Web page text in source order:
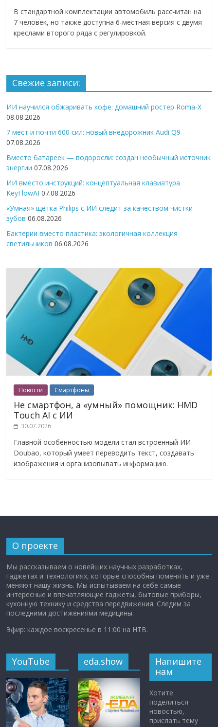
В стандартной комплектации автомобиль рассчитан на
7 человек, но также доступна 6-местная версия с двумя
креслами второго ряда с регулировкой.
Свежие записи:
ИИ научился обжаривать кофе: домашний ростер Roma-X
08.08.2026
7 мест и почти 600 сил: новый внедорожник Audi Q9
07.08.2026
Вместо батареек — водоросли: создан необычный источник
энергии 07.08.2026
ИИ вместо инструкций: концептуальная клавиатура
KeyFlowAI 07.08.2026
«Умная» щётка Philips с ИИ следит за качеством чистки
зубов 06.08.2026
Бактерии вместо пластика: экологичная коллекция
светильников 06.08.2026
Новости Смартфоны
Не смартфон, а «умный» помощник: HMD
Touch AI с ИИ
30.07.2026
Главной особенностью модели стал встроенный ИИ
Doubao, который умеет переводить текст, создавать
изображения и организовывать информацию.
О проекте
Мы рассказываем о новейших научных разработках,
гаджетах и технологиях, которые способны поменять и уже
меняют нашу жизнь. Мы испытываем на себе самые
интересные и впечатляющие гаджеты, бытовые приборы,
кухонную технику и средства передвижения. Следим за
последними достижениями медицины.
Эфир: каждое воскресенье в 11:00 на НТВ.
YouTube eda.show
Напишите
нам
Хотите
поделиться
новостью,
прислать тему